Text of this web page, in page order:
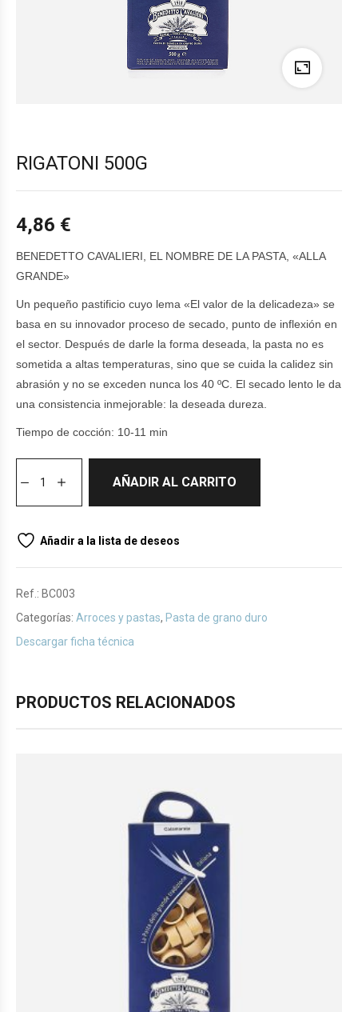
RIGATONI 500G
4,86 €
BENEDETTO CAVALIERI, EL NOMBRE DE LA PASTA, «ALLA
GRANDE»
Un pequeño pastificio cuyo lema «El valor de la delicadeza» se
basa en su innovador proceso de secado, punto de inflexión en
el sector. Después de darle la forma deseada, la pasta no es
sometida a altas temperaturas, sino que se cuida la calidez sin
abrasión y no se exceden nunca los 40 ºC. El secado lento le da
una consistencia inmejorable: la deseada dureza.
Tiempo de cocción: 10-11 min
AÑADIR AL CARRITO
Añadir a la lista de deseos
Ref.: BC003
Categorías: Arroces y pastas, Pasta de grano duro
Descargar ficha técnica
PRODUCTOS RELACIONADOS